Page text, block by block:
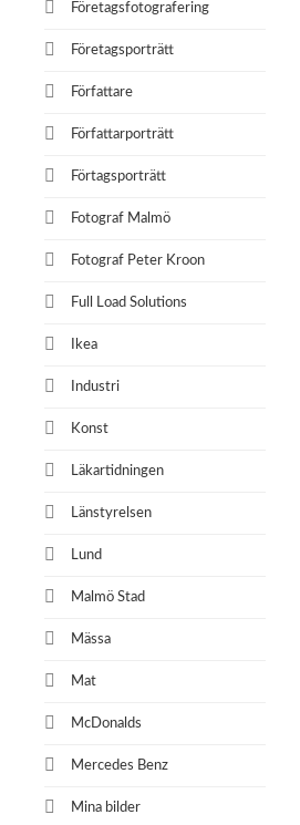
Företagsfotografering
Företagsporträtt
Författare
Författarporträtt
Förtagsporträtt
Fotograf Malmö
Fotograf Peter Kroon
Full Load Solutions
Ikea
Industri
Konst
Läkartidningen
Länstyrelsen
Lund
Malmö Stad
Mässa
Mat
McDonalds
Mercedes Benz
Mina bilder